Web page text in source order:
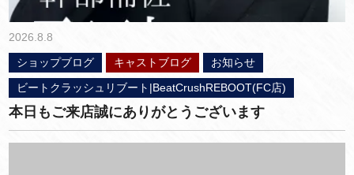
2026.8.8
ショップブログ
キャストブログ
お知らせ
ビートクラッシュリブート|BeatCrushREBOOT(FC店)
本日もご来店誠にありがとうございます